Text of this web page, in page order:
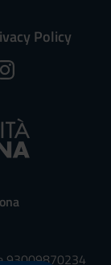
Policy
93009870234